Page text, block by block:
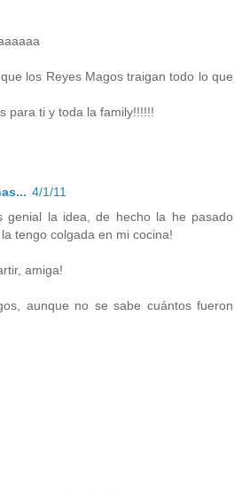
los Reyes Magos traigan todo lo que
para ti y toda la family!!!!!!
4/1/11
genial la idea, de hecho la he pasado
tengo colgada en mi cocina!
amiga!
aunque no se sabe cuántos fueron